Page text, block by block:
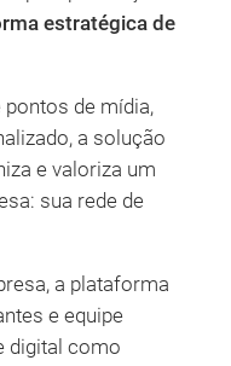
estratégica de
de mídia,
a solução
e valoriza um
sua rede de
a plataforma
e equipe
digital como